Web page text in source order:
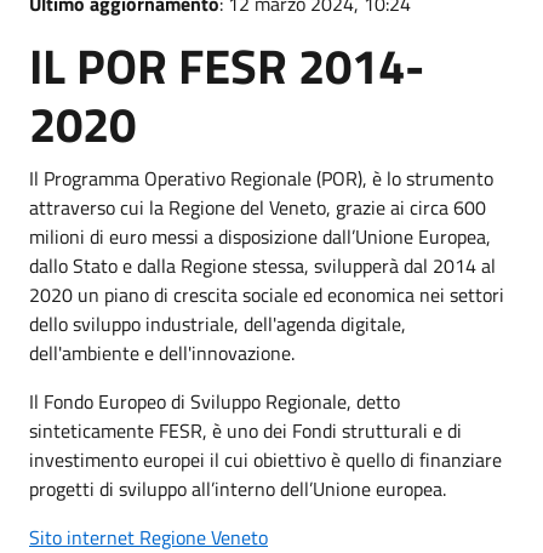
IL POR FESR 2014-
2020
Il Programma Operativo Regionale (POR), è lo strumento
attraverso cui la Regione del Veneto, grazie ai circa 600
milioni di euro messi a disposizione dall’Unione Europea,
dallo Stato e dalla Regione stessa, svilupperà dal 2014 al
2020 un piano di crescita sociale ed economica nei settori
dello sviluppo industriale, dell'agenda digitale,
dell'ambiente e dell'innovazione.
Il Fondo Europeo di Sviluppo Regionale, detto
sinteticamente FESR, è uno dei Fondi strutturali e di
investimento europei il cui obiettivo è quello di finanziare
progetti di sviluppo all’interno dell’Unione europea.
Sito internet Regione Veneto